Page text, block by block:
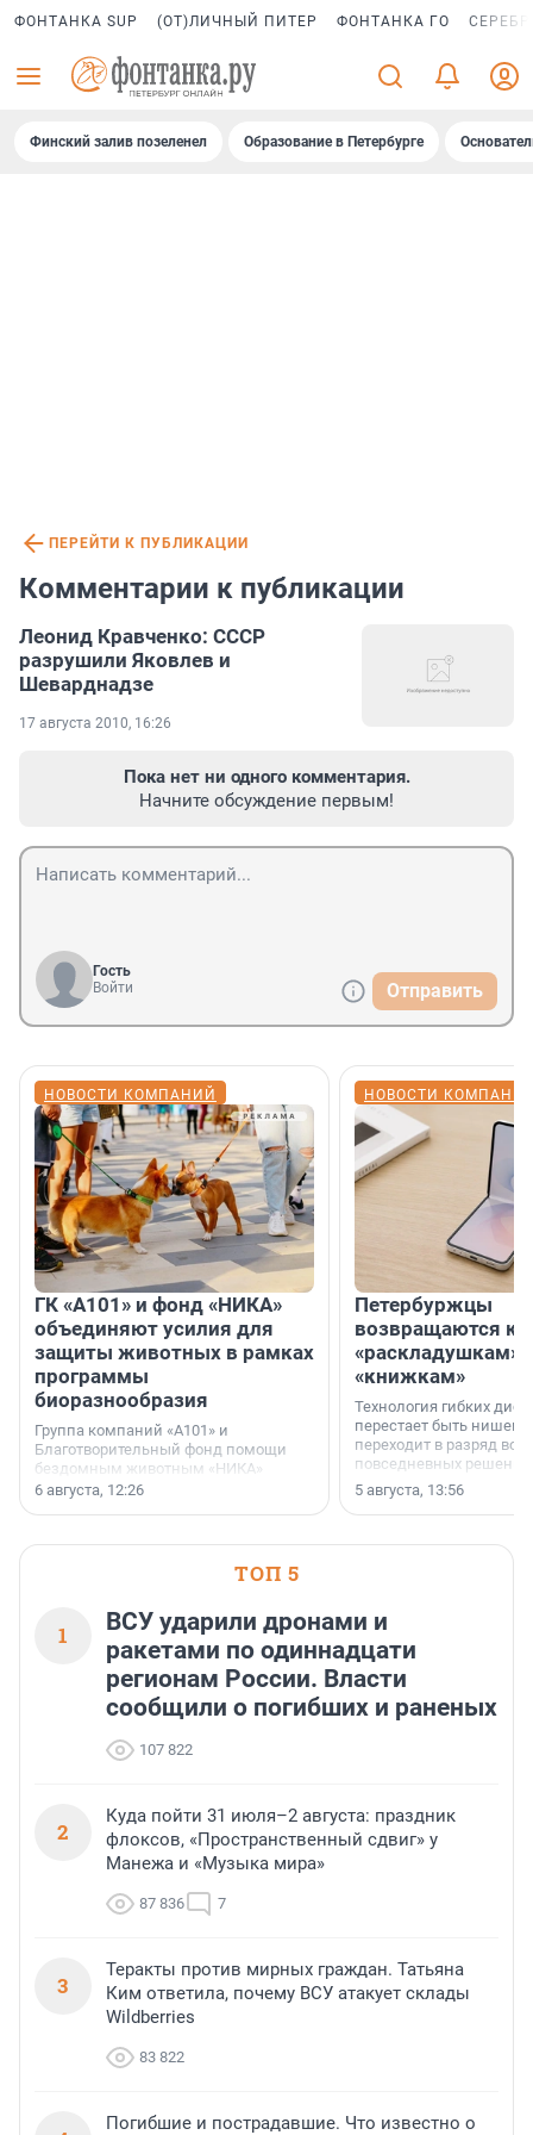
ФОНТАНКА SUP (ОТ)ЛИЧНЫЙ ПИТЕР ФОНТАНКА ГО
Финский залив позеленел Образование в Петербурге
ПЕРЕЙТИ К ПУБЛИКАЦИИ
Комментарии к публикации
Леонид Кравченко: CCCР
разрушили Яковлев и
Шеварднадзе
17 августа 2010, 16:26
Пока нет ни одного комментария.
Начните обсуждение первым!
Гость
Войти
Отправить
НОВОСТИ КОМПАНИЙ
ГК «А101» и фонд «НИКА»
объединяют усилия для
защиты животных в рамках
программы
биоразнообразия
Группа компаний «А101» и
Благотворительный фонд помощи
бездомным животным «НИКА»
заключили соглашение о
6 августа, 12:26
НОВОСТИ
Петербуржцы
возвращаются к
«раскладушкам»
«книжкам»
Технология гибких
перестает быть
переходит в разряд
повседневных
5 августа, 13:56
ТОП 5
1
ВСУ ударили дронами и
ракетами по одиннадцати
регионам России. Власти
сообщили о погибших и раненых
107 822
2
Куда пойти 31 июля–2 августа: праздник
флоксов, «Пространственный сдвиг» у
Манежа и «Музыка мира»
87 836 7
3
Теракты против мирных граждан. Татьяна
Ким ответила, почему ВСУ атакует склады
Wildberries
83 822
Погибшие и пострадавшие. Что известно о